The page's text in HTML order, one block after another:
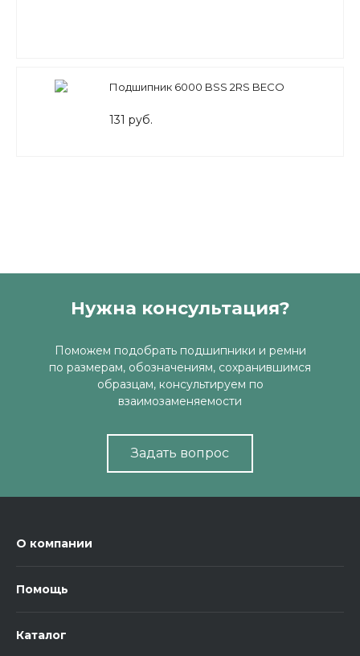
Подшипник 6000 BSS 2RS BECO
131 руб.
Нужна консультация?
Поможем подобрать подшипники и ремни
по размерам, обозначениям, сохранившимся
образцам, консультируем по
взаимозаменяемости
Задать вопрос
О компании
Помощь
Каталог